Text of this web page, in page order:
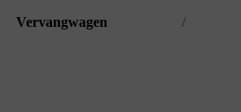
Vervangwagen /